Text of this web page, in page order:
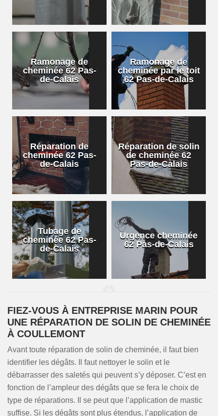
Ramonage de
cheminée 62 Pas-
de-Calais
Ramonage de
cheminée par le toit
62 Pas-de-Calais
Réparation de
cheminée 62 Pas-
de-Calais
Réparation de solin
de cheminée 62
Pas-de-Calais
Tubage de
cheminée 62 Pas-
de-Calais
Urgence cheminée
62 Pas-de-Calais
FIEZ-VOUS À ENTREPRISE MARIN POUR
UNE RÉPARATION DE SOLIN DE CHEMINÉE
À COULLEMONT
Avant toute réparation de solin de cheminée, il faut bien
identifier les dégâts. Il faut nettoyer le solin et le
débarrasser des saletés qui peuvent s’y déposer. C’est en
fonction de l’ampleur des dégâts que se fera le choix de
type de réparations. Il se peut que l’application de mastic
suffise. Si les dégâts sont plus étendus, l’application de